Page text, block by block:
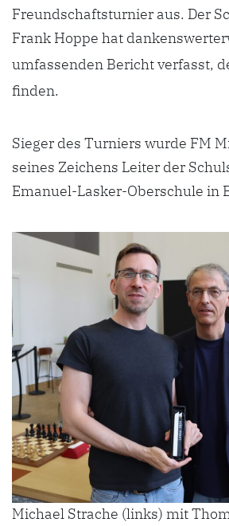
Freundschaftsturnier aus. Der
Frank Hoppe hat
umfassenden Bericht verfasst,
finden.
Sieger des Turniers wurde FM
seines Zeichens Leiter der
Emanuel-Lasker-Oberschule in
Michael Strache (links) mit